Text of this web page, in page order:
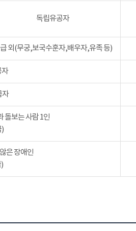
독립유공자
외(무궁,보국수훈자,배우자,유족 등)
자
자
돌보는 사람 1인
은 장애인